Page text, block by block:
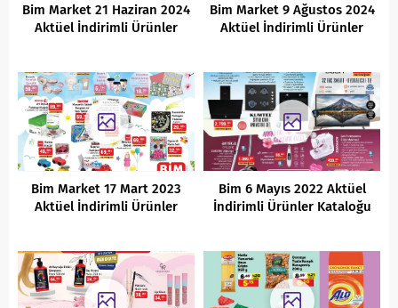
Bim Market 21 Haziran 2024
Aktüel İndirimli Ürünler
Bim Market 9 Ağustos 2024
Aktüel İndirimli Ürünler
Bim Market 17 Mart 2023
Aktüel İndirimli Ürünler
Bim 6 Mayıs 2022 Aktüel
İndirimli Ürünler Kataloğu